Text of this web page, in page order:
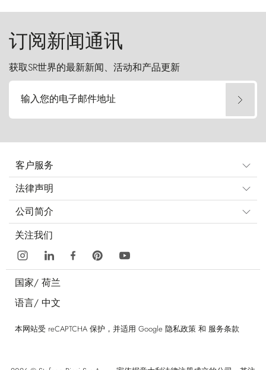
订阅新闻通讯
获取SR世界的最新新闻、活动和产品更新
输入您的电子邮件地址
客户服务
法律声明
公司简介
关注我们
国家/ 荷兰
语言/ 中文
本网站受 reCAPTCHA 保护，并适用 Google 隐私政策 和 服务条款